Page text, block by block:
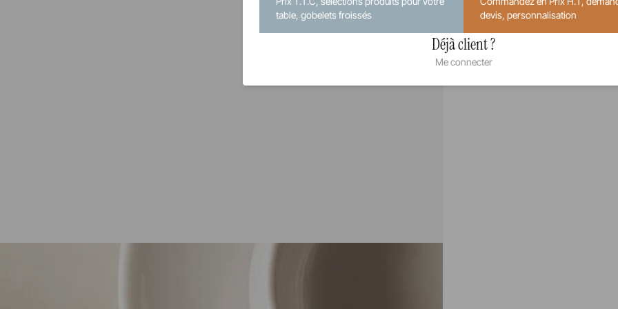
table, gobelets froissés
devis, personnalisation
Déjà client ?
Me connecter